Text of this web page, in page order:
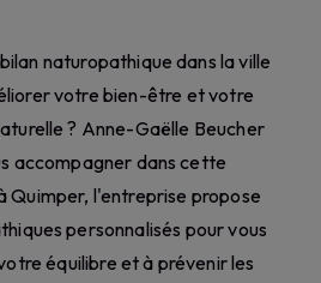
naturopathique dans la ville
votre bien-être et votre
? Anne-Gaëlle Beucher
accompagner dans cette
Quimper, l'entreprise propose
personnalisés pour vous
équilibre et à prévenir les